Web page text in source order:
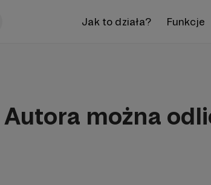
Jak to działa? Funkcje
Autora można